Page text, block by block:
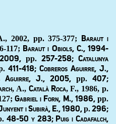
2002, pp. 375-377;
Baraut i
117; Baraut i Obiols, C., 1994-
pp. 257-258; Catalunya
. 411-418; Cobreros Aguirre, J.,
Aguirre, J., 2005, pp. 407;
, A., Català Roca, F., 1986, p.
Gabriel i Forn, M., 1986,pp.
i Subirà, E., 1980,p. 296;
. 48-50 y 283; Puig i Cadafalch,